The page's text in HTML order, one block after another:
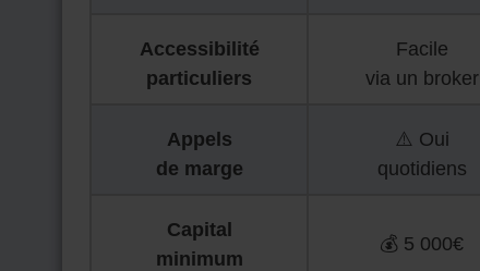
Accessibilité
particuliers
Facile
via un broker
Appels
de marge
⚠️ Oui
quotidiens
Capital
minimum
💰 5 000€